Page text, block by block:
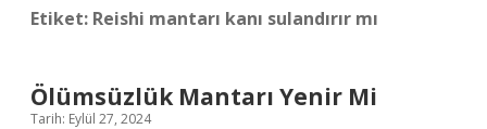
Etiket: Reishi mantarı kanı sulandırır mı
Ölümsüzlük Mantarı Yenir Mi
Tarih: Eylül 27, 2024